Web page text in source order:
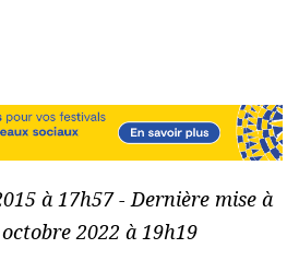
à 17h57 - Dernière mise à
2022 à 19h19